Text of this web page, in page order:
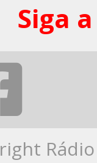
Siga